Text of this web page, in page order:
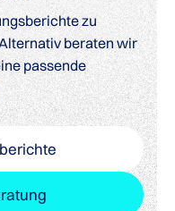
zu
beraten wir
passende